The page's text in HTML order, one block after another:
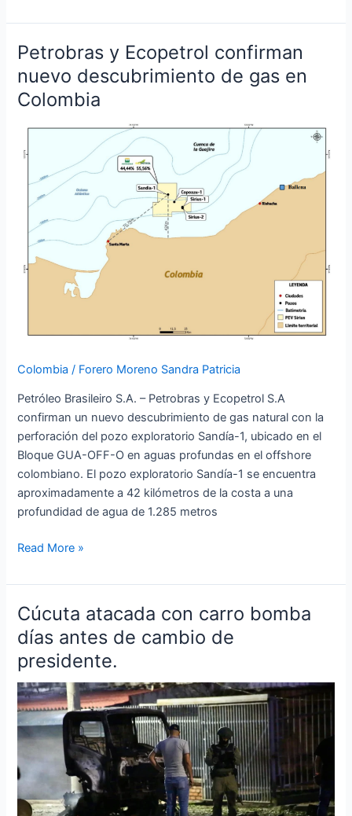
Petrobras y Ecopetrol confirman
nuevo descubrimiento de gas en
Colombia
Colombia / Forero Moreno Sandra Patricia
Petróleo Brasileiro S.A. – Petrobras y Ecopetrol S.A
confirman un nuevo descubrimiento de gas natural con la
perforación del pozo exploratorio Sandía-1, ubicado en el
Bloque GUA-OFF-O en aguas profundas en el offshore
colombiano. El pozo exploratorio Sandía-1 se encuentra
aproximadamente a 42 kilómetros de la costa a una
profundidad de agua de 1.285 metros
Petrobras
Ecopetrol
confirman
nuevo
descubrimiento
de
gas
Colombia
Read More »
Cúcuta atacada con carro bomba
días antes de cambio de
presidente.
Cúcuta
atacada
con
carro
bomba
días
antes
de
cambio
de
presidente.